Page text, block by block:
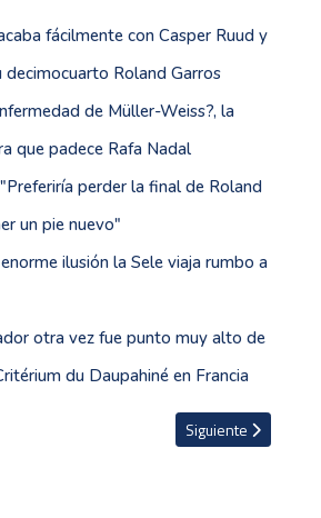
fácilmente con Casper Ruud y
decimocuarto Roland Garros
de Müller-Weiss?, la
que padece Rafa Nadal
perder la final de Roland
un pie nuevo"
ilusión la Sele viaja rumbo a
otra vez fue punto muy alto de
du Daupahiné en Francia
japonés de 83 años cruza sólo el
Artículo siguiente:
Siguiente